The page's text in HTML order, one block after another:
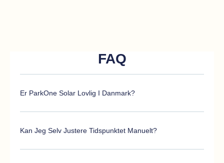
FAQ
Er ParkOne Solar Lovlig I Danmark?
Kan Jeg Selv Justere Tidspunktet Manuelt?